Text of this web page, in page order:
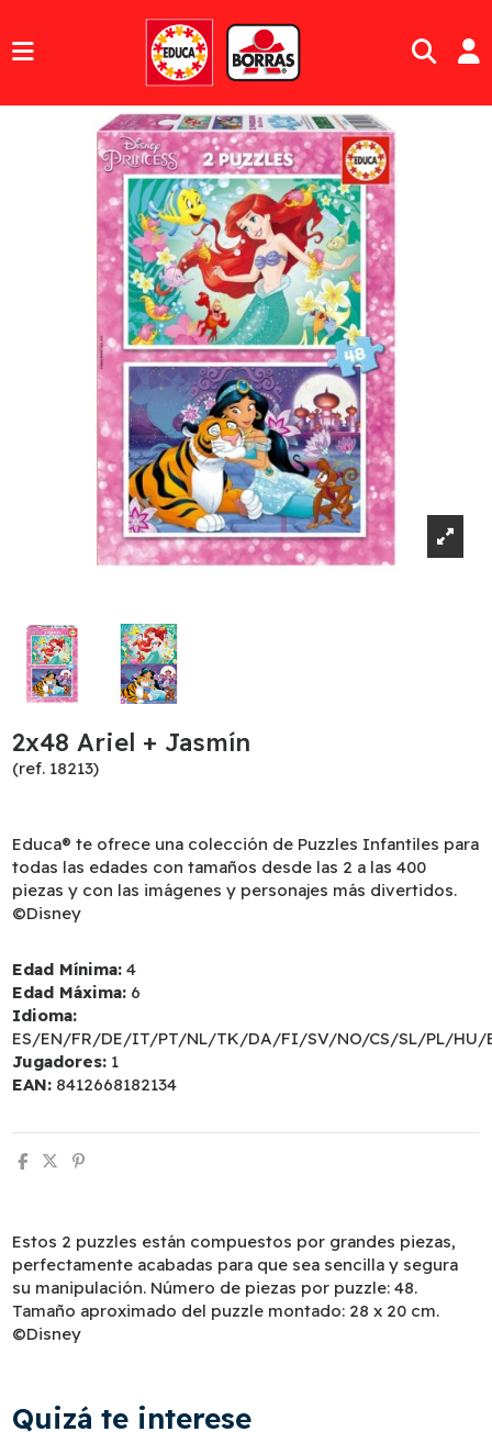
2x48 Ariel + Jasmín
(ref. 18213)
Educa® te ofrece una colección de Puzzles Infantiles para
todas las edades con tamaños desde las 2 a las 400
piezas y con las imágenes y personajes más divertidos.
©Disney
Edad Mínima: 4
Edad Máxima: 6
Idioma:
ES/EN/FR/DE/IT/PT/NL/TK/DA/FI/SV/NO/CS/SL/PL/HU/
Jugadores: 1
EAN: 8412668182134
Estos 2 puzzles están compuestos por grandes piezas,
perfectamente acabadas para que sea sencilla y segura
su manipulación. Número de piezas por puzzle: 48.
Tamaño aproximado del puzzle montado: 28 x 20 cm.
©Disney
Quizá te interese